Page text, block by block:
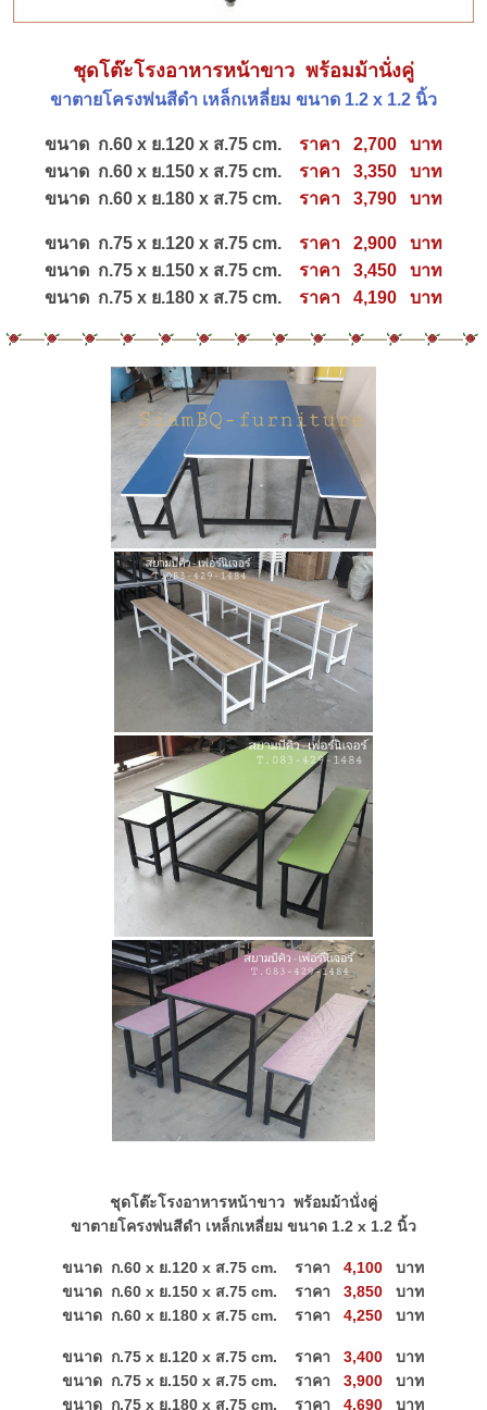
ชุดโต๊ะโรงอาหารหน้าขาว พร้อมม้านั่งคู่
ขาตายโครงพ่นสีดำ เหล็กเหลี่ยม ขนาด 1.2 x 1.2 นิ้ว
ขนาด ก.60 x ย.120 x ส.75 cm. ราคา 2,700 บาท
ขนาด ก.60 x ย.150 x ส.75 cm. ราคา 3,350 บาท
ขนาด ก.60 x ย.180 x ส.75 cm. ราคา 3,790 บาท
ขนาด ก.75 x ย.120 x ส.75 cm. ราคา 2,900 บาท
ขนาด ก.75 x ย.150 x ส.75 cm. ราคา 3,450 บาท
ขนาด ก.75 x ย.180 x ส.75 cm. ราคา 4,190 บาท
ชุดโต๊ะโรงอาหารหน้าขาว พร้อมม้านั่งคู่
ขาตายโครงพ่นสีดำ เหล็กเหลี่ยม ขนาด 1.2 x 1.2 นิ้ว
ขนาด ก.60 x ย.120 x ส.75 cm.ราคา 4,100
บาท
ขนาด ก.60 x ย.150 x ส.75 cm.ราคา 3,850
บาท
ขนาด ก.60 x ย.180 x ส.75 cm.ราคา 4,250 บาท
ขนาด ก.75 x ย.120 x ส.75 cm.ราคา3,400
บาท
ขนาด ก.75 x ย.150 x ส.75 cm.ราคา 3,900
บาท
ขนาด ก.75 x ย.180 x ส.75 cm.ราคา 4,690 บาท